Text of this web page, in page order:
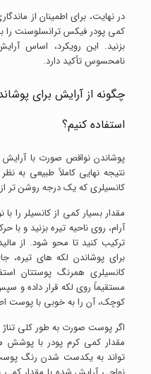
در نهایت، برای اطمینان از
کمی پودر فیکس ترانسلوسنت را
بزنید. این رویکرد، اساس
نامحسوس تأکید دارد.
چگونه از آرایش برای
استفاده کنیم؟
پوشاندن نواقص صورت با آرایش
نتیجه نهایی کاملاً طبیعی به
کانسیلری که یک درجه روشن تر
مقدار بسیار کمی از کانسیلر
آرام، روی ناحیه تیره بزنید و با
ترکیب کنید تا محو شود. از
برای پوشاندن لکه های
کانسیلری همرنگ پوستتان
مستقیماً روی لکه قرار داده و
کوچک، آن را به خوبی با پوست
اگر پوست صورت به طور کلی تناژ
مقدار کمی کرم پودر با
تواند به یکدست شدن رنگ